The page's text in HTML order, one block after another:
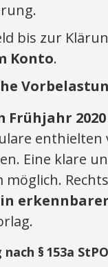
bis zur
Konto.
Frühjahr
enthielten
Eine klare
§ 153a